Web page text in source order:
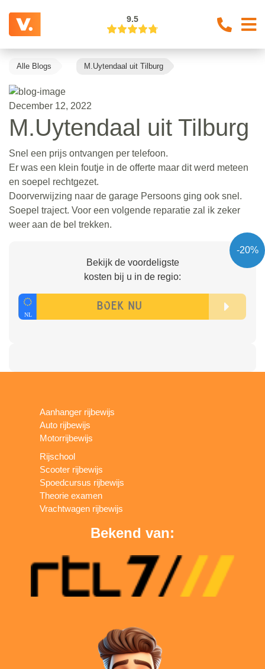
9.5
Alle Blogs M.Uytendaal uit Tilburg
December 12, 2022
M.Uytendaal uit Tilburg
Snel een prijs ontvangen per telefoon.
Er was een klein foutje in de offerte maar dit werd meteen
en soepel rechtgezet.
Doorverwijzing naar de garage Persoons ging ook snel.
Soepel traject. Voor een volgende reparatie zal ik zeker
weer aan de bel trekken.
-20%
Bekijk de voordeligste
kosten bij u in de regio:
Aanhanger rijbewijs
Auto rijbewijs
Motorrijbewijs
Rijschool
Scooter rijbewijs
Spoedcursus rijbewijs
Theorie examen
Vrachtwagen rijbewijs
Bekend van: